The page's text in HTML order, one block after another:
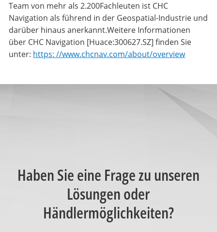
Team von mehr als 2.200Fachleuten ist CHC
Navigation als führend in der Geospatial-Industrie und
darüber hinaus anerkannt.Weitere Informationen
über CHC Navigation [Huace:300627.SZ] finden Sie
unter: https: //www.chcnav.com/about/overview
Haben Sie eine Frage zu unseren
Lösungen oder
Händlermöglichkeiten?